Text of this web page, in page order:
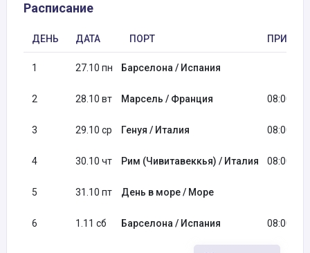
Расписание
ДЕНЬ ДАТА ПОРТ
1 27.10 пн Барселона / Испания
2 28.10 вт Марсель / Франция 08:00
3 29.10 ср Генуя / Италия 08:00
4 30.10 чт Рим (Чивитавеккья) / Италия 08:00
5 31.10 пт День в море / Море
6 1.11 сб Барселона / Испания 08:00